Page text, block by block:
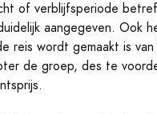
of verblijfsperiode
aangegeven. Ook
reis wordt gemaakt is
de groep, des te